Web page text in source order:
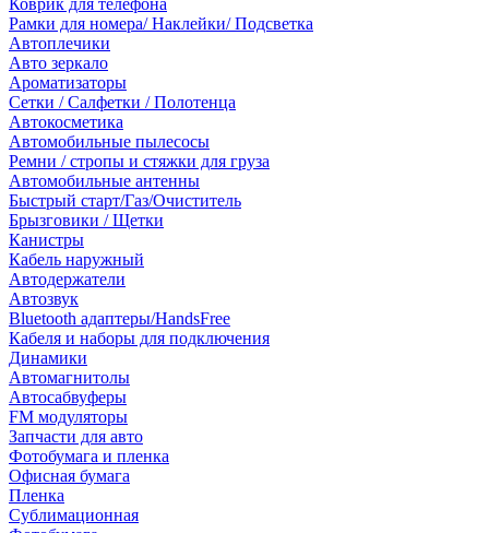
Коврик для телефона
Рамки для номера/ Наклейки/ Подсветка
Автоплечики
Авто зеркало
Ароматизаторы
Сетки / Салфетки / Полотенца
Автокосметика
Автомобильные пылесосы
Ремни / стропы и стяжки для груза
Автомобильные антенны
Быстрый старт/Газ/Очиститель
Брызговики / Щетки
Канистры
Кабель наружный
Автодержатели
Автозвук
Bluetooth адаптеры/HandsFree
Кабеля и наборы для подключения
Динамики
Автомагнитолы
Автосабвуферы
FM модуляторы
Запчасти для авто
Фотобумага и пленка
Офисная бумага
Пленка
Сублимационная